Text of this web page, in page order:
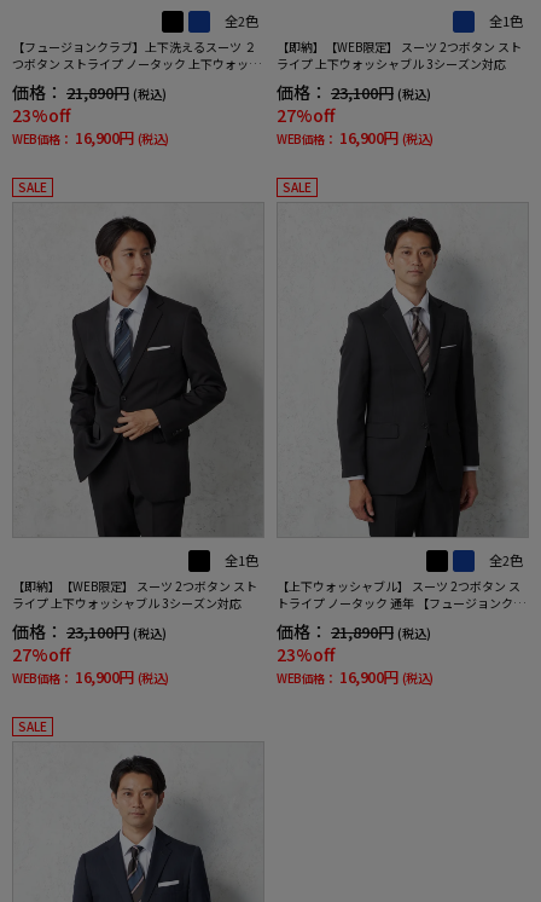
全2色
【フュージョンクラブ】上下洗えるスーツ ２
つボタン ストライプ ノータック 上下ウォッシ
価格： 21,890円 (税込)
23%off
WEB価格： 16,900円 (税込)
全1色
【即納】【WEB限定】 スーツ 2つボタン スト
ライプ 上下ウォッシャブル 3シーズン対応
価格： 23,100円 (税込)
27%off
WEB価格： 16,900円 (税込)
SALE
全1色
【即納】【WEB限定】 スーツ 2つボタン スト
ライプ 上下ウォッシャブル 3シーズン対応
価格： 23,100円 (税込)
27%off
WEB価格： 16,900円 (税込)
SALE
全2色
【上下ウォッシャブル】 スーツ 2つボタン ス
トライプ ノータック 通年 【フュージョンクラ
価格： 21,890円 (税込)
23%off
WEB価格： 16,900円 (税込)
SALE